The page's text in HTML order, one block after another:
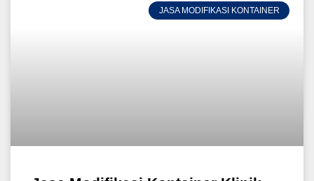
JASA MODIFIKASI KONTAINER